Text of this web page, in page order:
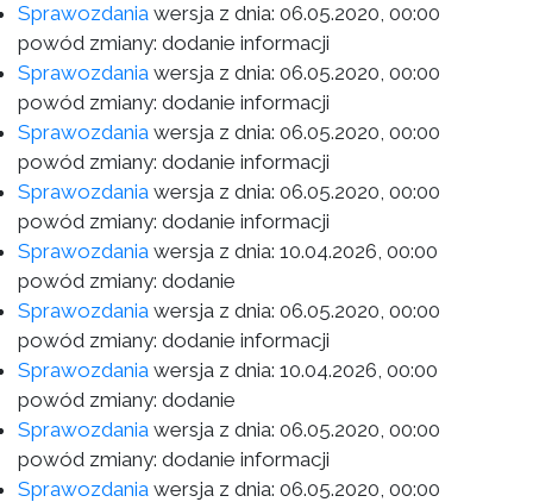
Sprawozdania wersja z dnia: 06.05.2020, 00:00
powód zmiany: dodanie informacji
Sprawozdania wersja z dnia: 06.05.2020, 00:00
powód zmiany: dodanie informacji
Sprawozdania wersja z dnia: 06.05.2020, 00:00
powód zmiany: dodanie informacji
Sprawozdania wersja z dnia: 06.05.2020, 00:00
powód zmiany: dodanie informacji
Sprawozdania wersja z dnia: 10.04.2026, 00:00
powód zmiany: dodanie
Sprawozdania wersja z dnia: 06.05.2020, 00:00
powód zmiany: dodanie informacji
Sprawozdania wersja z dnia: 10.04.2026, 00:00
powód zmiany: dodanie
Sprawozdania wersja z dnia: 06.05.2020, 00:00
powód zmiany: dodanie informacji
Sprawozdania wersja z dnia: 06.05.2020, 00:00